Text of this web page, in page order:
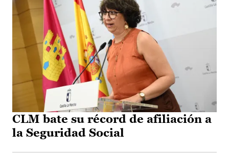
CLM bate su récord de afiliación a
la Seguridad Social